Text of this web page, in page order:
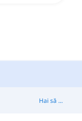
Hai să ...